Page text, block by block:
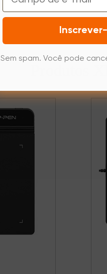
Produtos
Sem spam. Você pode